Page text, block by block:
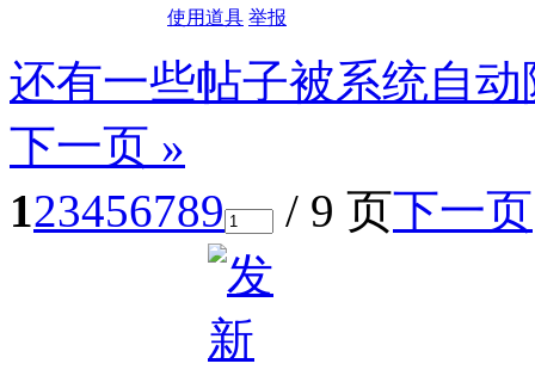
使用道具 举报
还有一些帖子被系统自
下一页 »
123456789 / 9 页下一页